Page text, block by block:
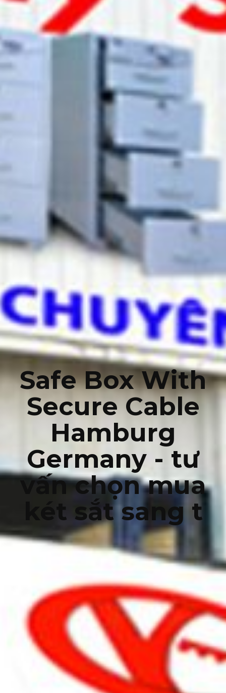
Safe Box With
Secure Cable
Hamburg
Germany - tư
vấn chọn mua
két sắt sang t